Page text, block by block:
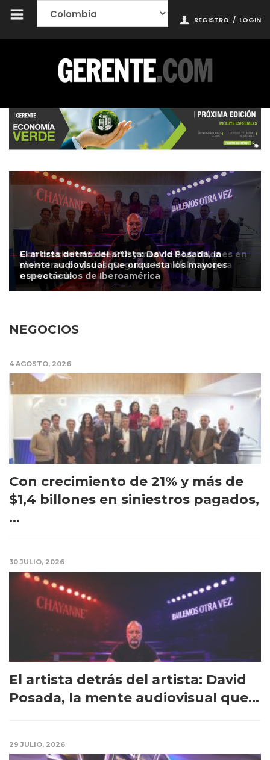
REGISTRO / LOGIN
El artista detrás del artista: David Posada, la
mente audiovisual que orquesta los mayores
espectáculos de Iberoamérica
NEGOCIOS
4 AGOSTO, 2026
Con crecimiento de 21% y más de
$1,4 billones en siniestros pagados,
...
30 JULIO, 2026
El artista detrás del artista: David
Posada, la mente audiovisual que...
29 JULIO, 2026